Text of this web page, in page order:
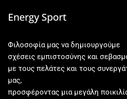
Energy Sport
Φιλοσοφία μας να δημιουργούμε
σχέσεις εμπιστοσύνης και
με τους πελάτες και τους
μας,
προσφέροντας μια μεγάλη